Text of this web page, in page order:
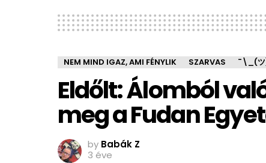
NEM MIND IGAZ, AMI FÉNYLIK SZARVAS ¯\_(
Eldőlt: Álomból
meg a Fudan
by Babák Z
3 éve